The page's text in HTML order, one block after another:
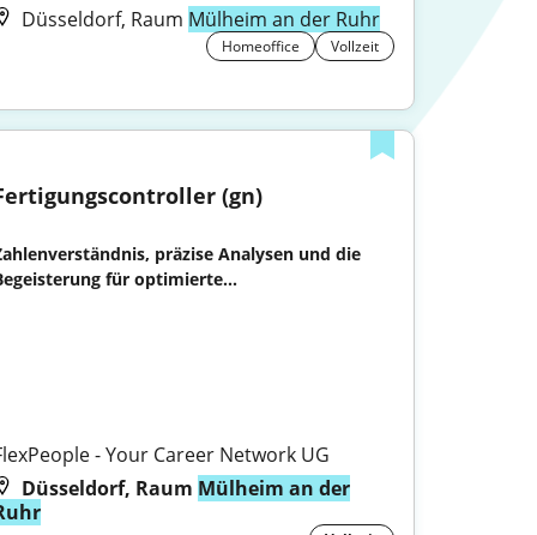
Düsseldorf, Raum Mülheim an der Ruhr
Homeoffice Vollzeit
(gn)
präzise Analysen und die
für optimierte...
- Your Career Network UG
Düsseldorf, Raum Mülheim an der